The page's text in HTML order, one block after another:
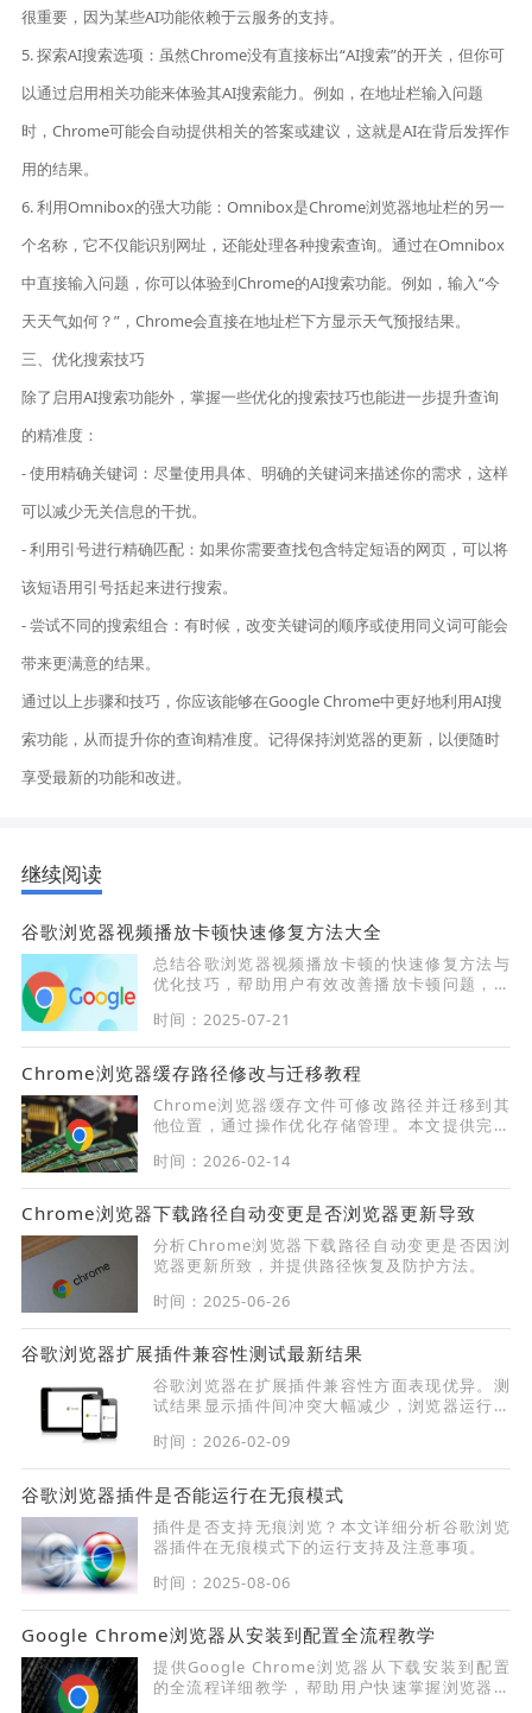
很重要，因为某些AI功能依赖于云服务的支持。
5. 探索AI搜索选项：虽然Chrome没有直接标出“AI搜索”的开关，但你可
以通过启用相关功能来体验其AI搜索能力。例如，在地址栏输入问题
时，Chrome可能会自动提供相关的答案或建议，这就是AI在背后发挥作
用的结果。
6. 利用Omnibox的强大功能：Omnibox是Chrome浏览器地址栏的另一
个名称，它不仅能识别网址，还能处理各种搜索查询。通过在Omnibox
中直接输入问题，你可以体验到Chrome的AI搜索功能。例如，输入“今
天天气如何？”，Chrome会直接在地址栏下方显示天气预报结果。
三、优化搜索技巧
除了启用AI搜索功能外，掌握一些优化的搜索技巧也能进一步提升查询
的精准度：
- 使用精确关键词：尽量使用具体、明确的关键词来描述你的需求，这样
可以减少无关信息的干扰。
- 利用引号进行精确匹配：如果你需要查找包含特定短语的网页，可以将
该短语用引号括起来进行搜索。
- 尝试不同的搜索组合：有时候，改变关键词的顺序或使用同义词可能会
带来更满意的结果。
通过以上步骤和技巧，你应该能够在Google Chrome中更好地利用AI搜
索功能，从而提升你的查询精准度。记得保持浏览器的更新，以便随时
享受最新的功能和改进。
继续阅读
谷歌浏览器视频播放卡顿快速修复方法大全
总结谷歌浏览器视频播放卡顿的快速修复方法与
优化技巧，帮助用户有效改善播放卡顿问题，提
时间：2025-07-21
Chrome浏览器缓存路径修改与迁移教程
Chrome浏览器缓存文件可修改路径并迁移到其
他位置，通过操作优化存储管理。本文提供完整
时间：2026-02-14
Chrome浏览器下载路径自动变更是否浏览器更新导致
分析Chrome浏览器下载路径自动变更是否因浏
览器更新所致，并提供路径恢复及防护方法。
时间：2025-06-26
谷歌浏览器扩展插件兼容性测试最新结果
谷歌浏览器在扩展插件兼容性方面表现优异。测
试结果显示插件间冲突大幅减少，浏览器运行稳
时间：2026-02-09
谷歌浏览器插件是否能运行在无痕模式
插件是否支持无痕浏览？本文详细分析谷歌浏览
器插件在无痕模式下的运行支持及注意事项。
时间：2025-08-06
Google Chrome浏览器从安装到配置全流程教学
提供Google Chrome浏览器从下载安装到配置
的全流程详细教学，帮助用户快速掌握浏览器使